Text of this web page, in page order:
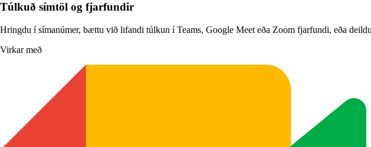
Túlkuð símtöl og fjarfundir
Hringdu í símanúmer, bættu við lifandi túlkun í Teams, Google Meet eða Zoom fjarfundi, eða
Virkar með